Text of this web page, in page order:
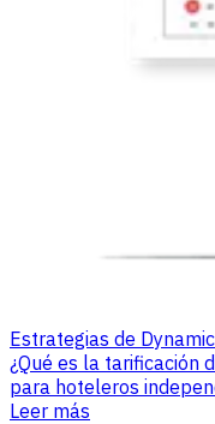
Estrategias de
¿Qué es la tarificación
para hoteleros
Leer más